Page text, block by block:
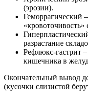
(эрозии).
Геморрагический
«кровоточивость»
разрастание
Рефлюкс-гастрит
кишечника в
Окончательный вывод
(кусочки слизистой